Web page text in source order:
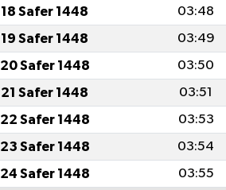
18 Safer 1448 03:48
19 Safer 1448 03:49
20 Safer 1448 03:50
21 Safer 1448 03:51
22 Safer 1448 03:53
23 Safer 1448 03:54
24 Safer 1448 03:55